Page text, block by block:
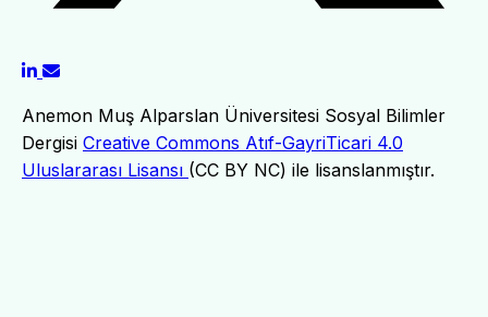
Anemon Muş Alparslan Üniversitesi Sosyal Bilimler
Dergisi Creative Commons Atıf-GayriTicari 4.0
Uluslararası Lisansı (CC BY NC) ile lisanslanmıştır.